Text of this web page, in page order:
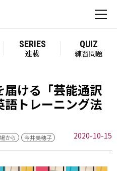
SERIES
連載
QUIZ
練習問題
ける「芸能通訳
トレーニング法
から 今井美穂子 2020-10-15